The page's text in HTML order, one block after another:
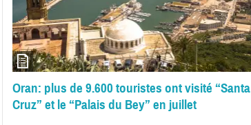
Oran: plus de 9.600 touristes ont visité “Santa
Cruz” et le “Palais du Bey” en juillet